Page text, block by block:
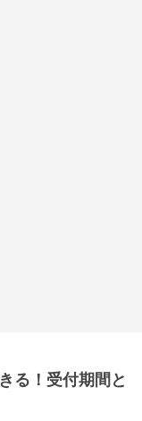
る！受付期間と